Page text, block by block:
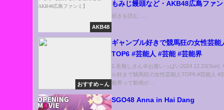
AKB48
もみじ饅頭など・AKB48広島ファン
続きを読む......
おすすめ～ん
ギャンブル好きで競馬狂の女性芸能
TOP6 #芸能人 #芸能 #芸能界
1:名無しさん＠お腹いっぱい2024.12.22(Sun)
ル好きで競馬狂の女性芸能人TOP6 #芸能人 #
能界って動画が...
SGO48 Anna in Hai Dang